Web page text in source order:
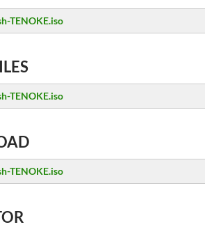
TENOKE.iso
TENOKE.iso
TENOKE.iso